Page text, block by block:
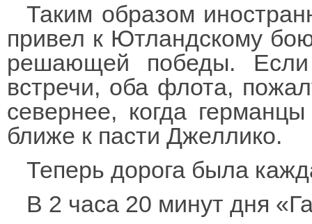
Таким образом
привел к Ютландскому
решающей победы.
встречи, оба флота,
севернее, когда
ближе к пасти Джеллико.
Теперь дорога была
В 2 часа 20 минут дня